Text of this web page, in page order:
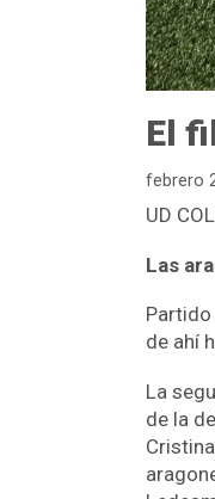
El
febrero
UD
Las
de ahí
La
de la